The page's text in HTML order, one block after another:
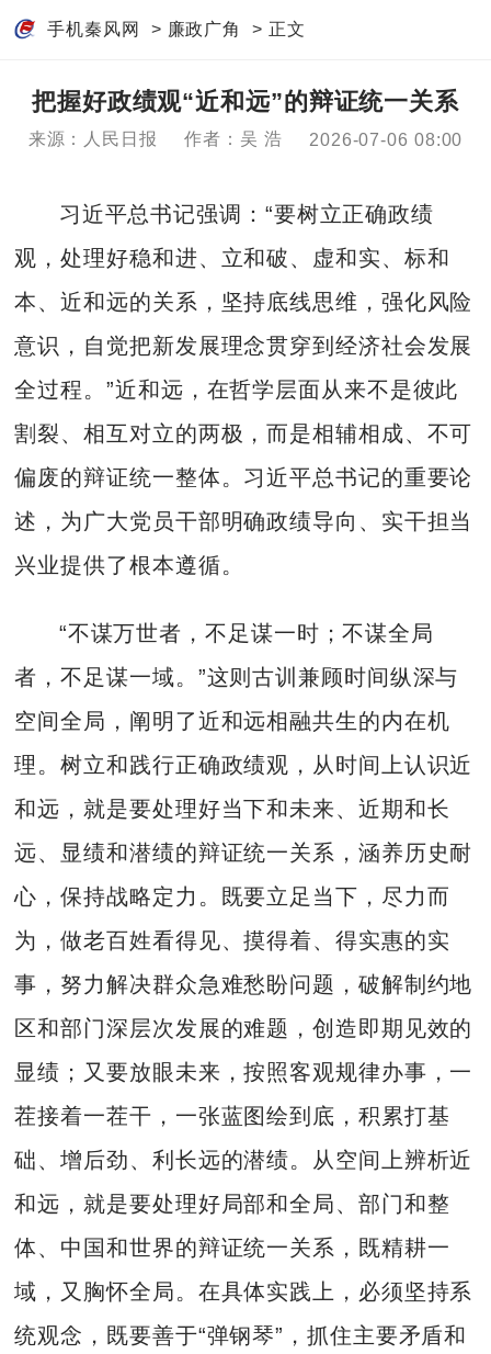
手机秦风网 > 廉政广角 > 正文
把握好政绩观“近和远”的辩证统一关系
来源：人民日报 作者：吴 浩 2026-07-06 08:00
习近平总书记强调：“要树立正确政绩
观，处理好稳和进、立和破、虚和实、标和
本、近和远的关系，坚持底线思维，强化风险
意识，自觉把新发展理念贯穿到经济社会发展
全过程。”近和远，在哲学层面从来不是彼此
割裂、相互对立的两极，而是相辅相成、不可
偏废的辩证统一整体。习近平总书记的重要论
述，为广大党员干部明确政绩导向、实干担当
兴业提供了根本遵循。
“不谋万世者，不足谋一时；不谋全局
者，不足谋一域。”这则古训兼顾时间纵深与
空间全局，阐明了近和远相融共生的内在机
理。树立和践行正确政绩观，从时间上认识近
和远，就是要处理好当下和未来、近期和长
远、显绩和潜绩的辩证统一关系，涵养历史耐
心，保持战略定力。既要立足当下，尽力而
为，做老百姓看得见、摸得着、得实惠的实
事，努力解决群众急难愁盼问题，破解制约地
区和部门深层次发展的难题，创造即期见效的
显绩；又要放眼未来，按照客观规律办事，一
茬接着一茬干，一张蓝图绘到底，积累打基
础、增后劲、利长远的潜绩。从空间上辨析近
和远，就是要处理好局部和全局、部门和整
体、中国和世界的辩证统一关系，既精耕一
域，又胸怀全局。在具体实践上，必须坚持系
统观念，既要善于“弹钢琴”，抓住主要矛盾和